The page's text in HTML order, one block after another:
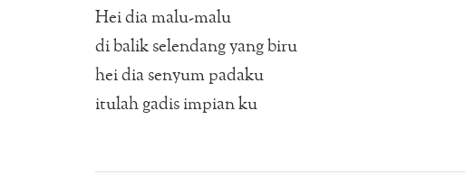
Hei dia malu-malu
di balik selendang yang biru
hei dia senyum padaku
itulah gadis impian ku